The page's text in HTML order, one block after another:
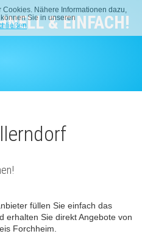
& EINFACH!
Nähere Informationen dazu,
Sie in unseren
füllen Sie einfach das
erhalten Sie direkt Angebote von
Forchheim.